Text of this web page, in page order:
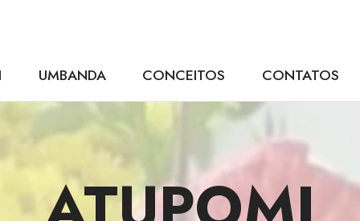
UMBANDA CONCEITOS CONTATOS